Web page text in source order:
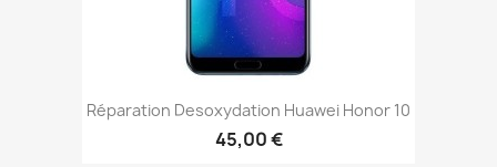
Réparation Desoxydation Huawei Honor 10
45,00 €